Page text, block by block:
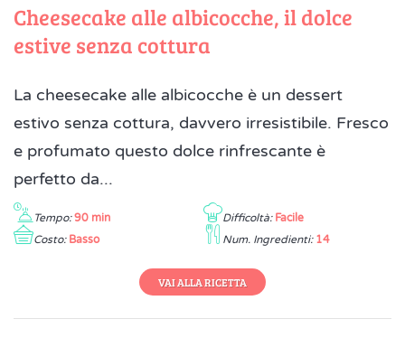
Cheesecake alle albicocche, il dolce
estive senza cottura
La cheesecake alle albicocche è un dessert
estivo senza cottura, davvero irresistibile. Fresco
e profumato questo dolce rinfrescante è
perfetto da...
Tempo: 90 min Difficoltà: Facile
Costo: Basso Num. Ingredienti: 14
VAI ALLA RICETTA